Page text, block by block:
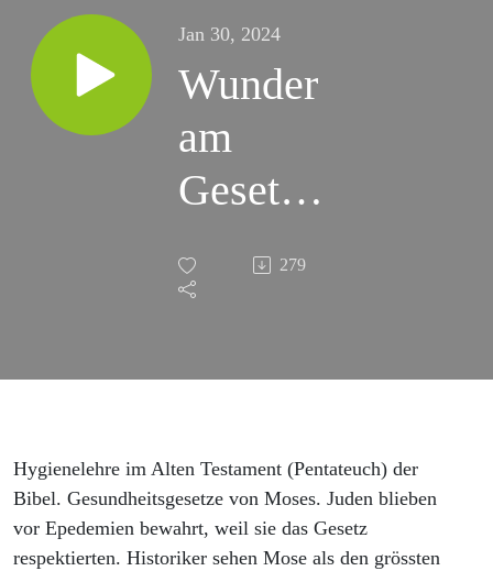
Jan 30, 2024
Wunder
am
Gesetz
Mose
279
Hygienelehre im Alten Testament (Pentateuch) der
Bibel. Gesundheitsgesetze von Moses. Juden blieben
vor Epedemien bewahrt, weil sie das Gesetz
respektierten. Historiker sehen Mose als den grössten